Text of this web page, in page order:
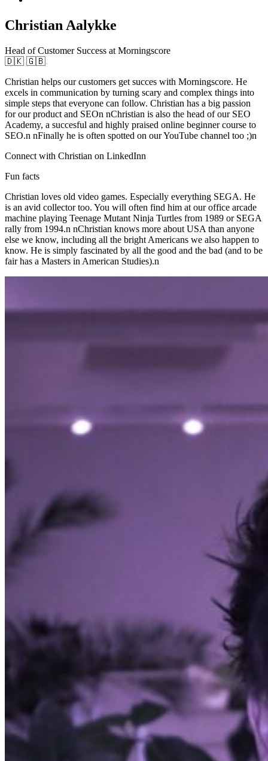
Christian Aalykke
Head of Customer Success at Morningscore
🇩🇰 🇬🇧
Christian helps our customers get succes with Morningscore. He
excels in communication by turning scary and complex things into
simple steps that everyone can follow. Christian has a big passion
for our product and SEOn nChristian is also the head of our SEO
Academy, a succesful and highly praised online beginner course to
SEO.n nFinally he is often spotted on our YouTube channel too ;)n
Connect with Christian on LinkedInn
Fun facts
Christian loves old video games. Especially everything SEGA. He
is an avid collector too. You will often find him at our office arcade
machine playing Teenage Mutant Ninja Turtles from 1989 or SEGA
rally from 1994.n nChristian knows more about USA than anyone
else we know, including all the bright Americans we also happen to
know. He is simply fascinated by all the good and the bad (and to be
fair has a Masters in American Studies).n